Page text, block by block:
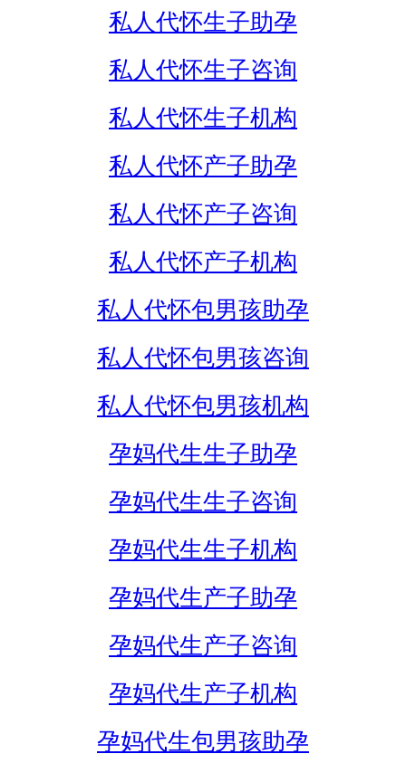
私人代怀生子助孕
私人代怀生子咨询
私人代怀生子机构
私人代怀产子助孕
私人代怀产子咨询
私人代怀产子机构
私人代怀包男孩助孕
私人代怀包男孩咨询
私人代怀包男孩机构
孕妈代生生子助孕
孕妈代生生子咨询
孕妈代生生子机构
孕妈代生产子助孕
孕妈代生产子咨询
孕妈代生产子机构
孕妈代生包男孩助孕